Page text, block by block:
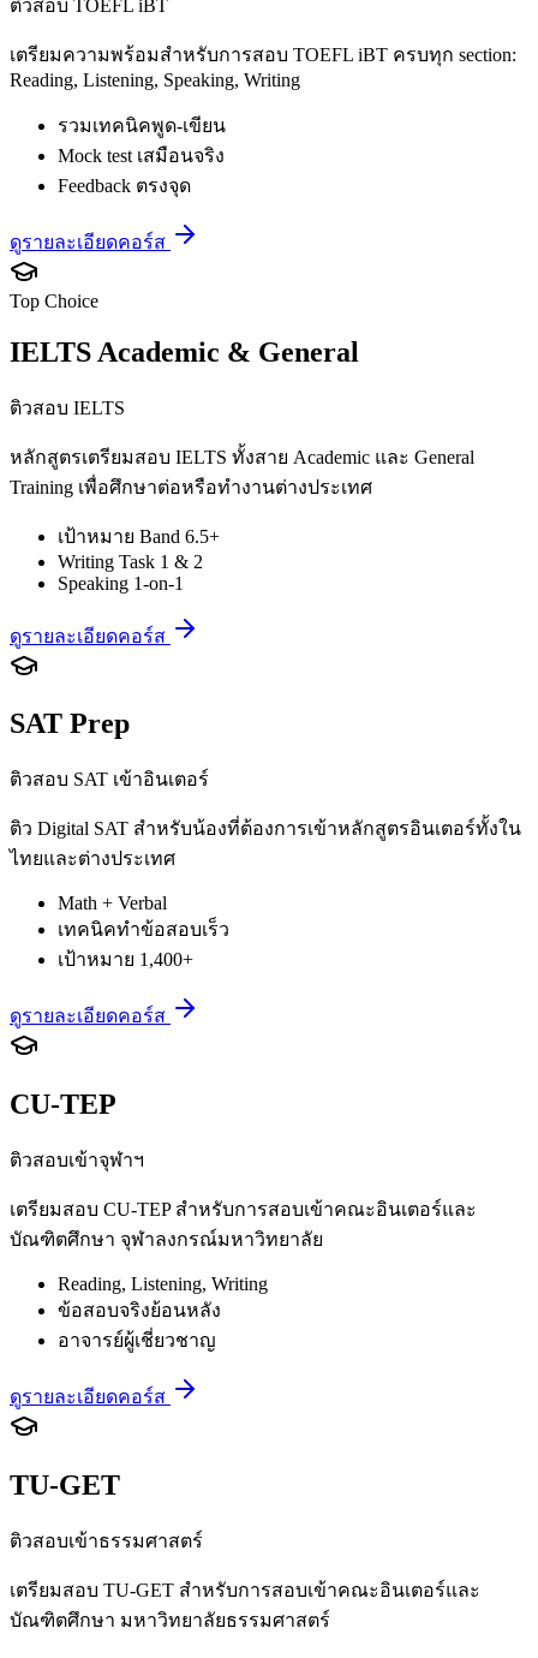
ติวสอบ TOEFL iBT
เตรียมความพร้อมสำหรับการสอบ TOEFL iBT ครบทุก section:
Reading, Listening, Speaking, Writing
รวมเทคนิคพูด-เขียน
Mock test เสมือนจริง
Feedback ตรงจุด
ดูรายละเอียดคอร์ส
Top Choice
IELTS Academic & General
ติวสอบ IELTS
หลักสูตรเตรียมสอบ IELTS ทั้งสาย Academic และ General
Training เพื่อศึกษาต่อหรือทำงานต่างประเทศ
เป้าหมาย Band 6.5+
Writing Task 1 & 2
Speaking 1-on-1
ดูรายละเอียดคอร์ส
SAT Prep
ติวสอบ SAT เข้าอินเตอร์
ติว Digital SAT สำหรับน้องที่ต้องการเข้าหลักสูตรอินเตอร์ทั้งใน
ไทยและต่างประเทศ
Math + Verbal
เทคนิคทำข้อสอบเร็ว
เป้าหมาย 1,400+
ดูรายละเอียดคอร์ส
CU-TEP
ติวสอบเข้าจุฬาฯ
เตรียมสอบ CU-TEP สำหรับการสอบเข้าคณะอินเตอร์และ
บัณฑิตศึกษา จุฬาลงกรณ์มหาวิทยาลัย
Reading, Listening, Writing
ข้อสอบจริงย้อนหลัง
อาจารย์ผู้เชี่ยวชาญ
ดูรายละเอียดคอร์ส
TU-GET
ติวสอบเข้าธรรมศาสตร์
เตรียมสอบ TU-GET สำหรับการสอบเข้าคณะอินเตอร์และ
บัณฑิตศึกษา มหาวิทยาลัยธรรมศาสตร์